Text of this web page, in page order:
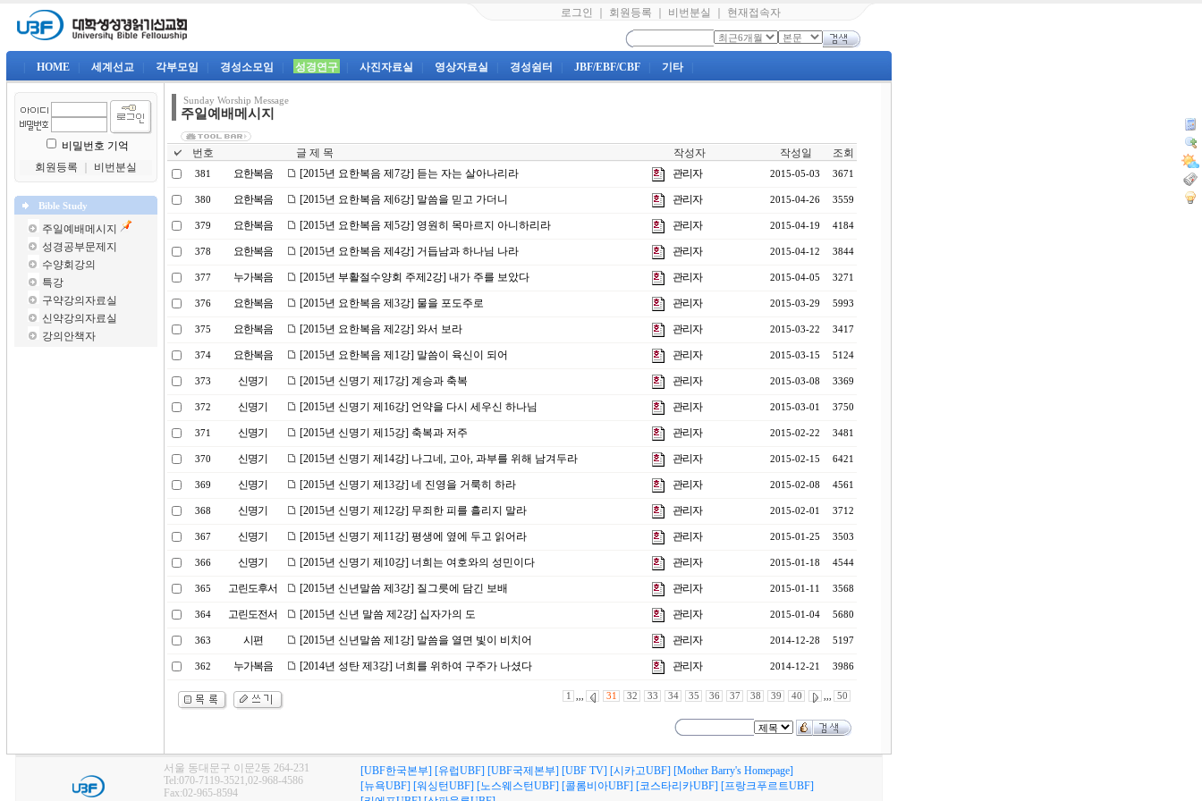
로그인 회원등록 비번분실 현재접속자
HOME 세계선교 각부모임 경성소모임 성경연구 사진자료실 영상자료실 경성쉼터 JBF/EBF/CBF 기타
비밀번호 기억
회원등록
비번분실
Bible Study
주일예배메시지
성경공부문제지
수양회강의
특강
구약강의자료실
신약강의자료실
강의안책자
Sunday Worship Message
주일예배메시지
번호 글 제 목 작성자 작성일 조회
381 요한복음 [2015년 요한복음 제7강] 듣는 자는 살아나리라 관리자 2015-05-03 3671
380 요한복음 [2015년 요한복음 제6강] 말씀을 믿고 가더니 관리자 2015-04-26 3559
379 요한복음 [2015년 요한복음 제5강] 영원히 목마르지 아니하리라 관리자 2015-04-19 4184
378 요한복음 [2015년 요한복음 제4강] 거듭남과 하나님 나라 관리자 2015-04-12 3844
377 누가복음 [2015년 부활절수양회 주제2강] 내가 주를 보았다 관리자 2015-04-05 3271
376 요한복음 [2015년 요한복음 제3강] 물을 포도주로 관리자 2015-03-29 5993
375 요한복음 [2015년 요한복음 제2강] 와서 보라 관리자 2015-03-22 3417
374 요한복음 [2015년 요한복음 제1강] 말씀이 육신이 되어 관리자 2015-03-15 5124
373 신명기 [2015년 신명기 제17강] 계승과 축복 관리자 2015-03-08 3369
372 신명기 [2015년 신명기 제16강] 언약을 다시 세우신 하나님 관리자 2015-03-01 3750
371 신명기 [2015년 신명기 제15강] 축복과 저주 관리자 2015-02-22 3481
370 신명기 [2015년 신명기 제14강] 나그네, 고아, 과부를 위해 남겨두라 관리자 2015-02-15 6421
369 신명기 [2015년 신명기 제13강] 네 진영을 거룩히 하라 관리자 2015-02-08 4561
368 신명기 [2015년 신명기 제12강] 무죄한 피를 흘리지 말라 관리자 2015-02-01 3712
367 신명기 [2015년 신명기 제11강] 평생에 옆에 두고 읽어라 관리자 2015-01-25 3503
366 신명기 [2015년 신명기 제10강] 너희는 여호와의 성민이다 관리자 2015-01-18 4544
365 고린도후서 [2015년 신년말씀 제3강] 질그릇에 담긴 보배 관리자 2015-01-11 3568
364 고린도전서 [2015년 신년 말씀 제2강] 십자가의 도 관리자 2015-01-04 5680
363 시편 [2015년 신년말씀 제1강] 말씀을 열면 빛이 비치어 관리자 2014-12-28 5197
362 누가복음 [2014년 성탄 제3강] 너희를 위하여 구주가 나셨다 관리자 2014-12-21 3986
1 ,,, 31 32 33 34 35 36 37 38 39 40 ,,, 50
서울 동대문구 이문2동 264-231
Tel:070-7119-3521,02-968-4586
Fax:02-965-8594
[UBF한국본부] [유럽UBF] [UBF국제본부] [UBF TV] [시카고UBF] [Mother Barry's Homepage]
[뉴욕UBF] [워싱턴UBF] [노스웨스턴UBF] [콜롬비아UBF] [코스타리카UBF] [프랑크푸르트UBF]